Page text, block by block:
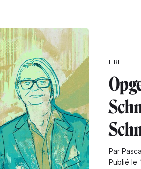
LIRE
Par
Publié le